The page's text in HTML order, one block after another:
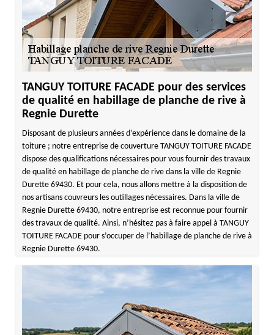
TANGUY TOITURE FACADE pour des services
de qualité en habillage de planche de rive à
Regnie Durette
Disposant de plusieurs années d’expérience dans le domaine de la
toiture ; notre entreprise de couverture TANGUY TOITURE FACADE
dispose des qualifications nécessaires pour vous fournir des travaux
de qualité en habillage de planche de rive dans la ville de Regnie
Durette 69430. Et pour cela, nous allons mettre à la disposition de
nos artisans couvreurs les outillages nécessaires. Dans la ville de
Regnie Durette 69430, notre entreprise est reconnue pour fournir
des travaux de qualité. Ainsi, n’hésitez pas à faire appel à TANGUY
TOITURE FACADE pour s’occuper de l’habillage de planche de rive à
Regnie Durette 69430.